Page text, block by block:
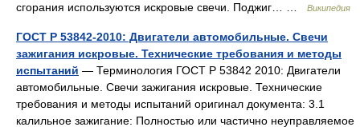
сгорания используются искровые свечи. Поджиг… …
Википедия
ГОСТ Р 53842-2010: Двигатели автомобильные. Свечи
зажигания искровые. Технические требования и методы
испытаний — Терминология ГОСТ Р 53842 2010: Двигатели
автомобильные. Свечи зажигания искровые. Технические
требования и методы испытаний оригинал документа: 3.1
калильное зажигание: Полностью или частично неуправляемое